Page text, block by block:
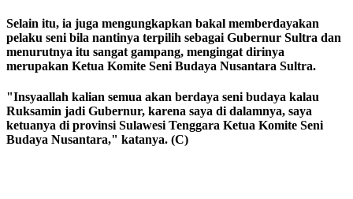
Selain itu, ia juga mengungkapkan bakal memberdayakan
pelaku seni bila nantinya terpilih sebagai Gubernur Sultra dan
menurutnya itu sangat gampang, mengingat dirinya
merupakan Ketua Komite Seni Budaya Nusantara Sultra.
"Insyaallah kalian semua akan berdaya seni budaya kalau
Ruksamin jadi Gubernur, karena saya di dalamnya, saya
ketuanya di provinsi Sulawesi Tenggara Ketua Komite Seni
Budaya Nusantara," katanya. (C)